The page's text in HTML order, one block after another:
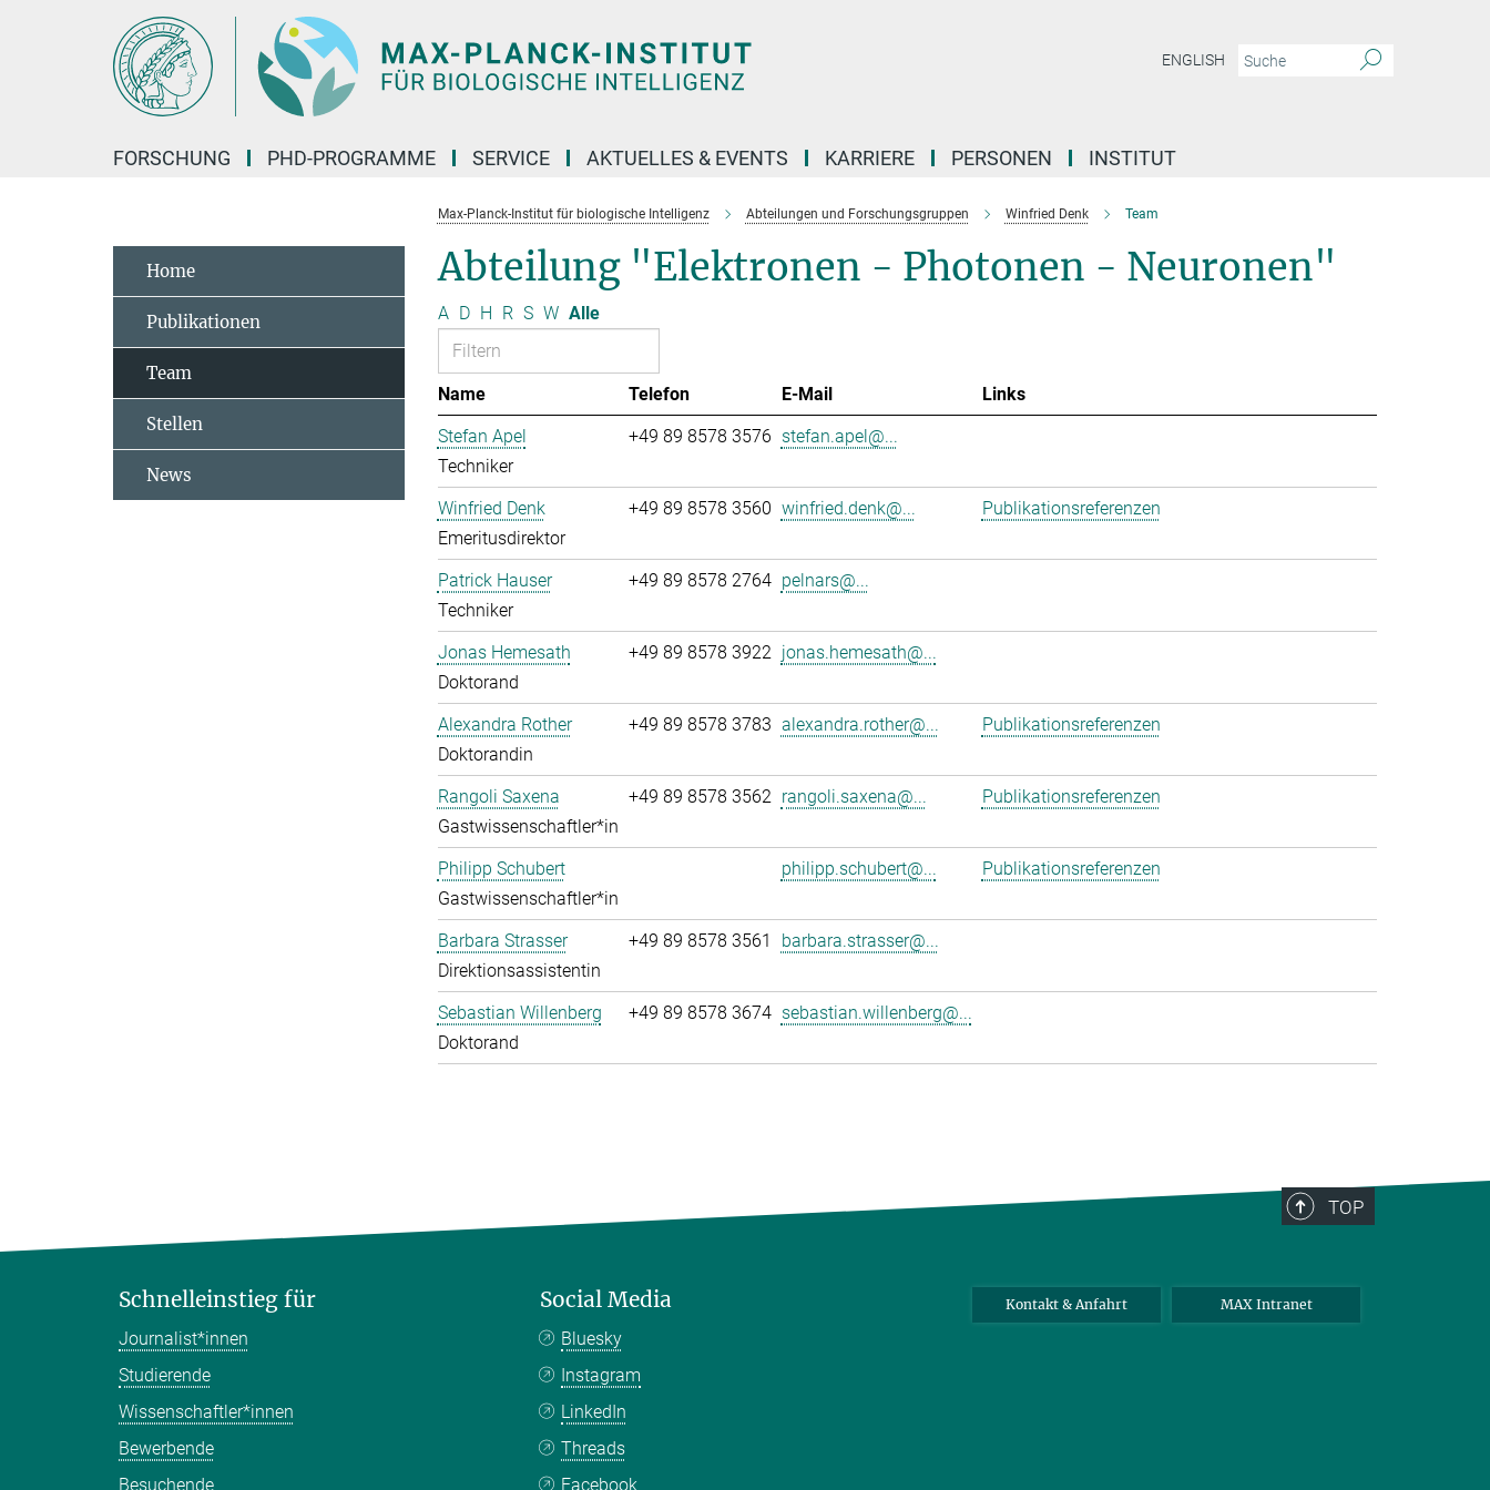
ENGLISH
FORSCHUNG PHD-PROGRAMME SERVICE AKTUELLES & EVENTS KARRIERE PERSONEN INSTITUT
Max-Planck-Institut für biologische Intelligenz Abteilungen und Forschungsgruppen Winfried Denk Team
Abteilung "Elektronen - Photonen - Neuronen"
A D H R S W Alle
Name Telefon E-Mail
Links
Stefan Apel
Techniker
+49 89 8578 3576 stefan.apel@...
Winfried Denk
Emeritusdirektor
+49 89 8578 3560 winfried.denk@... Publikationsreferenzen
Patrick Hauser
Techniker
+49 89 8578 2764 pelnars@...
Jonas Hemesath
Doktorand
+49 89 8578 3922 jonas.hemesath@...
Alexandra Rother
Doktorandin
+49 89 8578 3783 alexandra.rother@... Publikationsreferenzen
Rangoli Saxena
Gastwissenschaftler*in
+49 89 8578 3562 rangoli.saxena@... Publikationsreferenzen
Philipp Schubert
Gastwissenschaftler*in
philipp.schubert@... Publikationsreferenzen
Barbara Strasser
Direktionsassistentin
+49 89 8578 3561 barbara.strasser@...
Sebastian Willenberg
Doktorand
+49 89 8578 3674 sebastian.willenberg@...
Home
Publikationen
Team
Stellen
News
TOP
Schnelleinstieg für
Journalist*innen
Studierende
Wissenschaftler*innen
Bewerbende
Besuchende
Social Media
Bluesky
Instagram
LinkedIn
Threads
Facebook
Kontakt & Anfahrt MAX Intranet